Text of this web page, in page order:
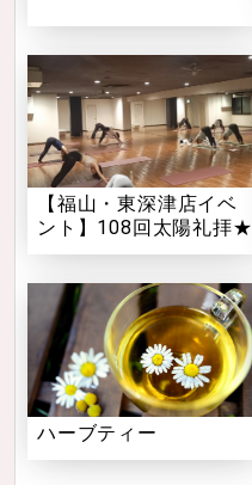
【福山・東深津店イベ
ント】108回太陽礼拝★
ハーブティー